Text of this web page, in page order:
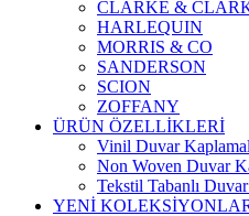
CLARKE &
HARLEQUIN
MORRIS & CO
SANDERSON
SCION
ZOFFANY
ÜRÜN ÖZELLİKLERİ
Vinil Duvar
Non Woven Duvar
Tekstil Tabanlı
YENİ